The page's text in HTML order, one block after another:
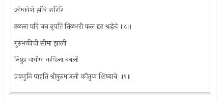
क्रोधावेशे झोंबे शरिरि
ढळला परि नच नृपति तिळभरी फल दृढ श्रद्धेचे ॥८॥
गुरुभक्तीची सीमा झाली
निष्ठुर वाघीण कपिला बनली
प्रकटुनि पाहति श्रीगुरुमाउली कौतुक शिष्याचे ॥९॥